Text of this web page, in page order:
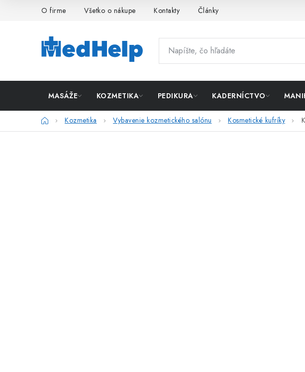
O firme Všetko o nákupe Kontakty Články
MASÁŽE KOZMETIKA PEDIKURA KADERNÍCTVO
DomovKozmetika Vybavenie kozmetického salónu Kosmetické kufríky